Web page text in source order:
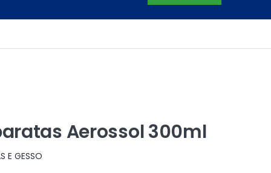
Aerossol 300ml
E GESSO